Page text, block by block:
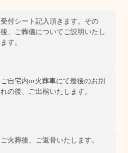
受付シート記入頂きます。その
後、ご葬儀についてご説明いたし
ます。
ご自宅内or火葬車にて最後のお別
れの後、ご出棺いたします。
ご火葬後、ご返骨いたします。